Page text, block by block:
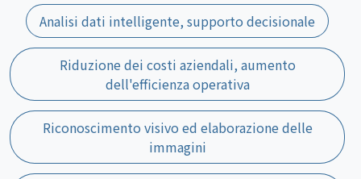
Analisi dati intelligente, supporto decisionale
Riduzione dei costi aziendali, aumento
dell'efficienza operativa
Riconoscimento visivo ed elaborazione delle
immagini